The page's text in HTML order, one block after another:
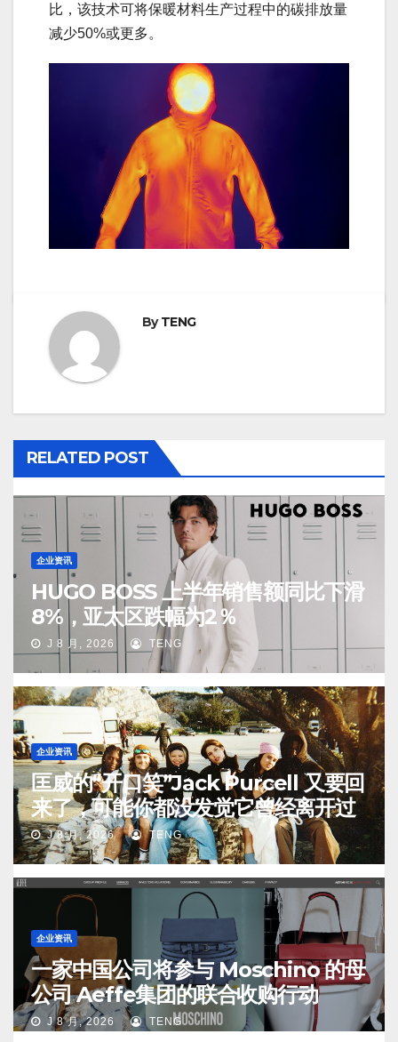
比，该技术可将保暖材料生产过程中的碳排放量
减少50%或更多。
ByTENG
RELATED POST
企业资讯
HUGO BOSS 上半年销售额同比下滑
8%，亚太区跌幅为2％
J 8 月, 2026 TENG
企业资讯
匡威的“开口笑”Jack Purcell 又要回
来了，可能你都没发觉它曾经离开过
J 8 月, 2026 TENG
企业资讯
一家中国公司将参与 Moschino 的母
公司 Aeffe集团的联合收购行动
J 8 月, 2026 TENG